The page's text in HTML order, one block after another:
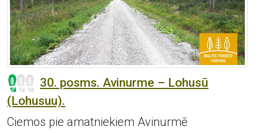
30. posms. Avinurme – Lohusū
(Lohusuu).
Ciemos pie amatniekiem Avinurmē